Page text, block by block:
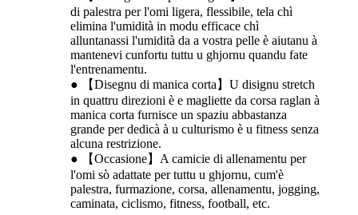
di palestra per l'omi ligera, flessibile, tela chì
elimina l'umidità in modu efficace chì
alluntanassi l'umidità da a vostra pelle è aiutanu à
mantenevi cunfortu tuttu u ghjornu quandu fate
l'entrenamentu.
● 【Disegnu di manica corta】U disignu stretch
in quattru direzioni è e magliette da corsa raglan à
manica corta furnisce un spaziu abbastanza
grande per dedicà à u culturismo è u fitness senza
alcuna restrizione.
● 【Occasione】A camicie di allenamentu per
l'omi sò adattate per tuttu u ghjornu, cum'è
palestra, furmazione, corsa, allenamentu, jogging,
caminata, ciclismo, fitness, football, etc.